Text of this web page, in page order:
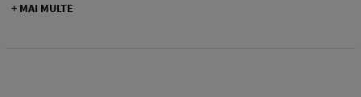
+ MAI MULTE